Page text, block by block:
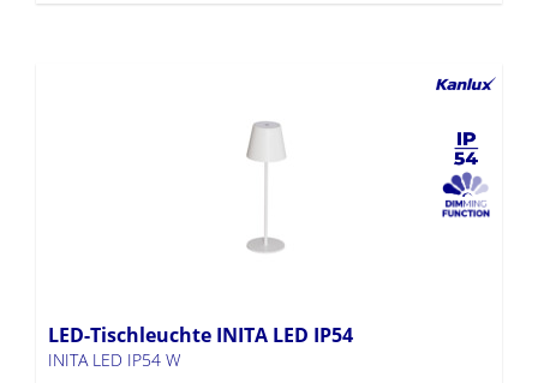
LED-Tischleuchte INITA LED IP54
INITA LED IP54 W